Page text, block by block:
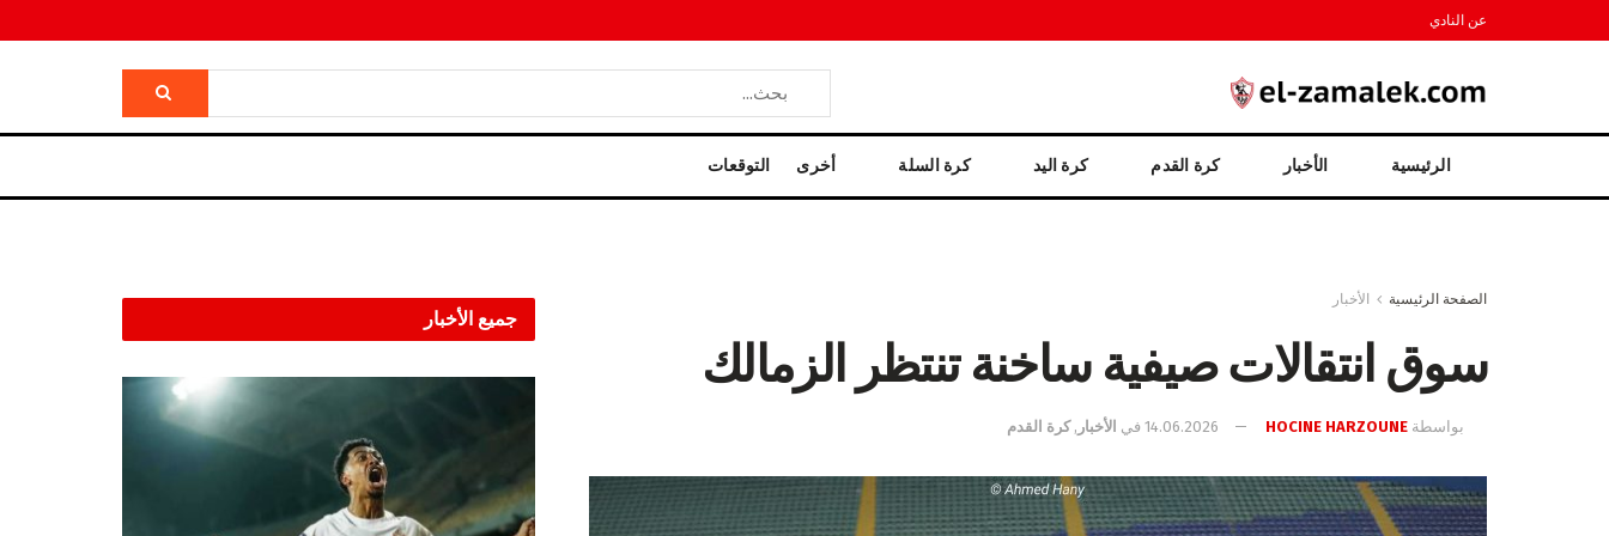
عن النادي
الرئيسية الأخبار كرة القدم كرة اليد كرة السلة أخرى التوقعات
الصفحة الرئيسية الأخبار
سوق انتقالات صيفية ساخنة تنتظر الزمالك
بواسطة HOCINE HARZOUNE
14.06.2026 في الأخبار ,كرة القدم
جميع الأخبار